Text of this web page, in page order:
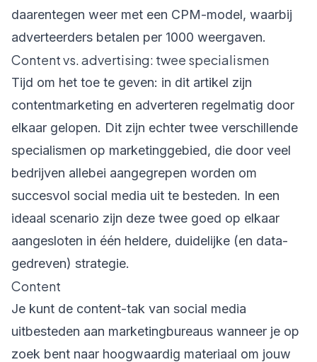
daarentegen weer met een CPM-model, waarbij
adverteerders betalen per 1000 weergaven.
Content vs. advertising: twee specialismen
Tijd om het toe te geven: in dit artikel zijn
contentmarketing en adverteren regelmatig door
elkaar gelopen. Dit zijn echter twee verschillende
specialismen op marketinggebied, die door veel
bedrijven allebei aangegrepen worden om
succesvol social media uit te besteden. In een
ideaal scenario zijn deze twee goed op elkaar
aangesloten in één heldere, duidelijke (en data-
gedreven) strategie.
Content
Je kunt de content-tak van social media
uitbesteden aan marketingbureaus wanneer je op
zoek bent naar hoogwaardig materiaal om jouw